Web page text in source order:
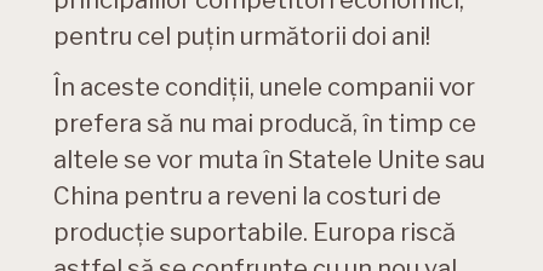
pentru cel puțin următorii doi ani!
În aceste condiții, unele companii vor
prefera să nu mai producă, în timp ce
altele se vor muta în Statele Unite sau
China pentru a reveni la costuri de
producție suportabile. Europa riscă